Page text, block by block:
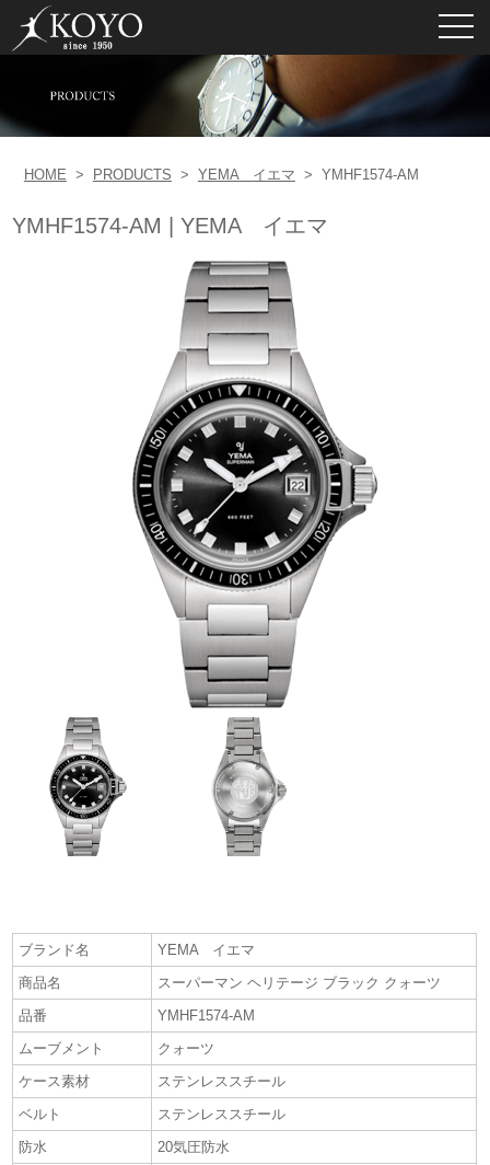
HOME > PRODUCTS > YEMA イエマ > YMHF1574-AM
YMHF1574-AM | YEMA イエマ
ブランド名
YEMA イエマ
商品名
スーパーマン ヘリテージ ブラック クォーツ
品番
YMHF1574-AM
ムーブメント
クォーツ
ケース素材
ステンレススチール
ベルト
ステンレススチール
防水
20気圧防水